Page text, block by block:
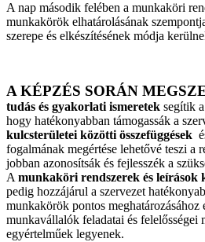
A nap második felében a munkaköri
munkakörök elhatárolásának
szerepe és elkészítésének módja
A KÉPZÉS SORÁN
tudás és gyakorlati ismeretek segítik
hogy hatékonyabban támogassák a
kulcsterületei közötti összefüggések
fogalmának megértése lehetővé teszi a
jobban azonosítsák és fejlesszék a
A munkaköri rendszerek és leírások
pedig hozzájárul a szervezet
munkakörök pontos meghatározásához
munkavállalók feladatai és felelősségei
egyértelműek legyenek.